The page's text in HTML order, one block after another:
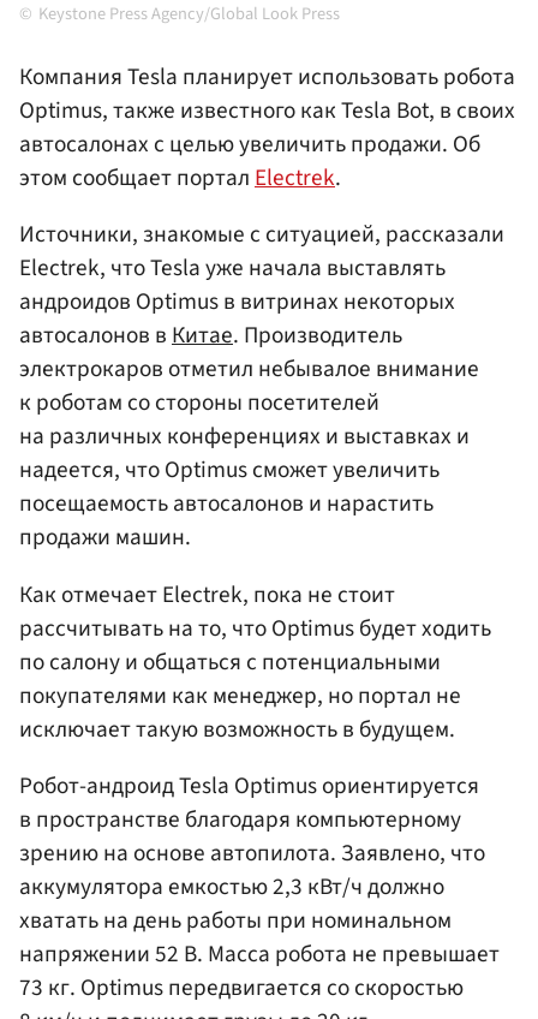
Keystone Press Agency/Global Look Press
Компания Tesla планирует использовать робота
Optimus, также известного как Tesla Bot, в своих
автосалонах с целью увеличить продажи. Об
этом сообщает порталElectrek.
Источники, знакомые с ситуацией, рассказали
Electrek, что Tesla уже начала выставлять
андроидов Optimus в витринах некоторых
автосалонов вКитае. Производитель
электрокаров отметил небывалое внимание
к роботам со стороны посетителей
на различных конференциях и выставках и
надеется, что Optimus сможет увеличить
посещаемость автосалонов и нарастить
продажи машин.
Как отмечает Electrek, пока не стоит
рассчитывать на то, что Optimus будет ходить
по салону и общаться с потенциальными
покупателями как менеджер, но портал не
исключает такую возможность в будущем.
Робот-андроид Tesla Optimus ориентируется
в пространстве благодаря компьютерному
зрению на основе автопилота. Заявлено, что
аккумулятора емкостью 2,3 кВт/ч должно
хватать на день работы при номинальном
напряжении 52 В. Масса робота не превышает
73 кг. Optimus передвигается со скоростью